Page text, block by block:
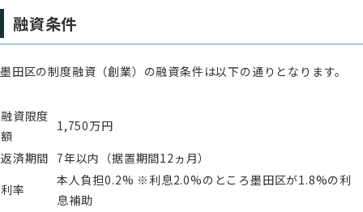
融資条件
墨田区の制度融資（創業）の融資条件は以下の通りとなります。
融資限度
額
1,750万円
返済期間 7年以内（据置期間12ヵ月）
利率
本人負担0.2% ※利息2.0%のところ墨田区が1.8%の利
息補助